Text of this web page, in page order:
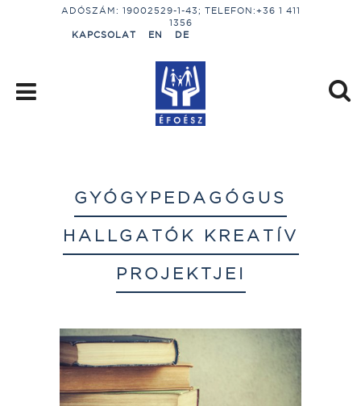
ADÓSZÁM: 19002529-1-43; TELEFON:+36 1 411
1356
KAPCSOLAT
EN DE
GYÓGYPEDAGÓGUS
HALLGATÓK KREATÍV
PROJEKTJEI